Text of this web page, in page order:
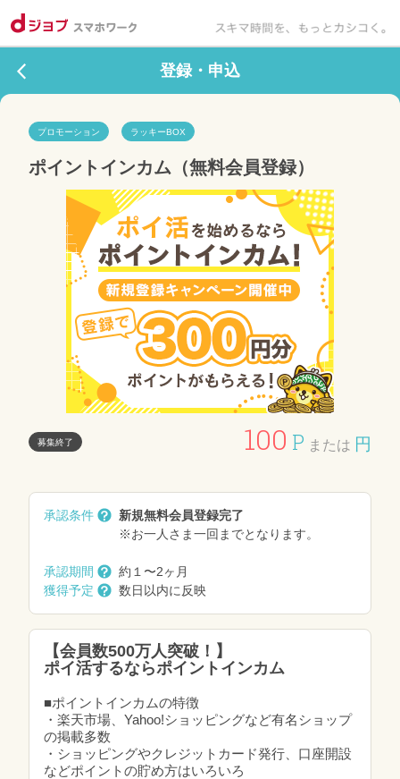
登録・申込
プロモーション ラッキーBOX
ポイントインカム（無料会員登録）
募集終了 100 P または 円
承認条件
新規無料会員登録完了
※お一人さま一回までとなります。
承認期間
約１〜2ヶ月
獲得予定
数日以内に反映
【会員数500万人突破！】
ポイ活するならポイントインカム
■ポイントインカムの特徴
・楽天市場、Yahoo!ショッピングなど有名ショップ
の掲載多数
・ショッピングやクレジットカード発行、口座開設
などポイントの貯め方はいろいろ